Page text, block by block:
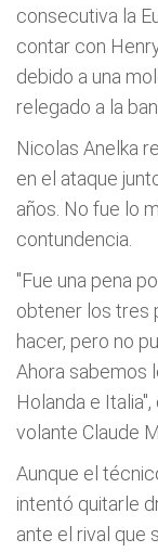
consecutiva la
contar con
debido a una
relegado a la
Nicolas Anelka
en el ataque
años. No fue lo
contundencia.
"Fue una pena
obtener los tres
hacer, pero no
Ahora sabemos
Holanda e
volante Claude
Aunque el
intentó quitarle
ante el rival que